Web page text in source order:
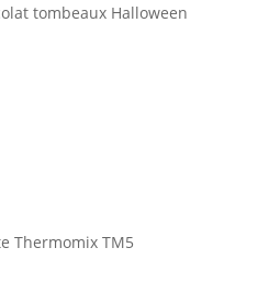
tombeaux Halloween
Thermomix TM5